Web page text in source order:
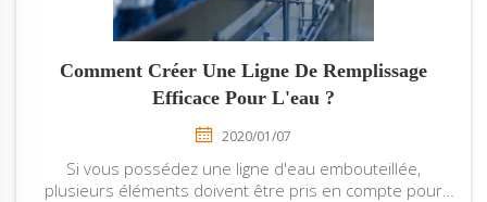
Comment Créer Une Ligne De Remplissage
Efficace Pour L'eau ?
2020/01/07
Si vous possédez une ligne d'eau embouteillée,
plusieurs éléments doivent être pris en compte pour